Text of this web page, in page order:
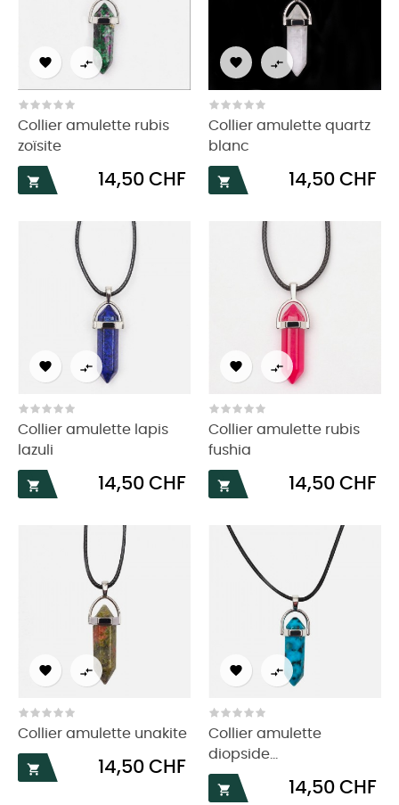
 
Collier amulette rubis
zoïsite

Prix
14,50 CHF
 
Collier amulette quartz
blanc

Prix
14,50 CHF
 
Collier amulette lapis
lazuli

Prix
14,50 CHF
 
Collier amulette rubis
fushia

Prix
14,50 CHF
 
Collier amulette unakite

Prix
14,50 CHF
 
Collier amulette
diopside...

Prix
14,50 CHF